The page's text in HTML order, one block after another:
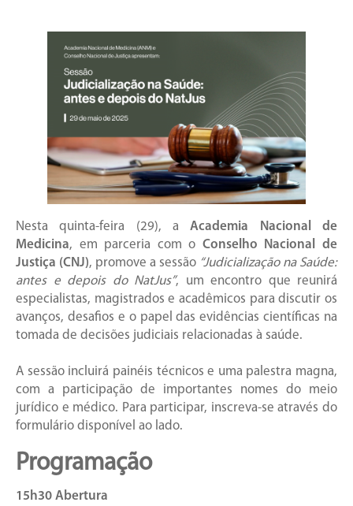
Nesta quinta-feira (29), aAcademia Nacional de
Medicina, em parceria com o Conselho Nacional de
Justiça (CNJ), promove a sessão “Judicialização na Saúde:
antes e depois do NatJus”, um encontro que reunirá
especialistas, magistrados e acadêmicos para discutir os
avanços, desafios e o papel das evidências científicas na
tomada de decisões judiciais relacionadas à saúde.
A sessão incluirá painéis técnicos e uma palestra magna,
com a participação de importantes nomes do meio
jurídico e médico. Para participar, inscreva-se através do
formulário disponível ao lado.
Programação
15h30 Abertura